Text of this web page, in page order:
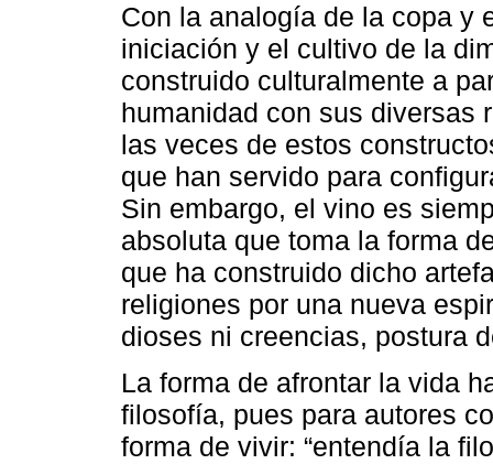
Con la analogía de la copa y
iniciación y el cultivo de la
construido culturalmente a
humanidad con sus diversas
las veces de estos
que han servido para
Sin embargo, el vino es
absoluta que toma la forma
que ha construido dicho
religiones por una nueva
dioses ni creencias, postura
La forma de afrontar la vida
filosofía, pues para autores
forma de vivir: “entendía la